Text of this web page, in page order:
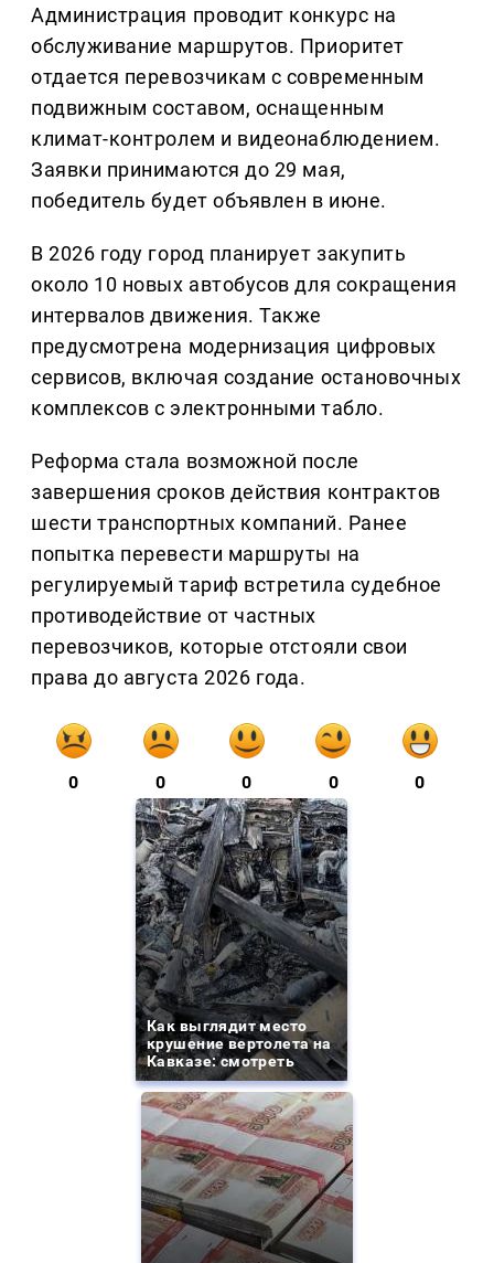
Администрация проводит конкурс на
обслуживание маршрутов. Приоритет
отдается перевозчикам с современным
подвижным составом, оснащенным
климат-контролем и видеонаблюдением.
Заявки принимаются до 29 мая,
победитель будет объявлен в июне.
В 2026 году город планирует закупить
около 10 новых автобусов для сокращения
интервалов движения. Также
предусмотрена модернизация цифровых
сервисов, включая создание остановочных
комплексов с электронными табло.
Реформа стала возможной после
завершения сроков действия контрактов
шести транспортных компаний. Ранее
попытка перевести маршруты на
регулируемый тариф встретила судебное
противодействие от частных
перевозчиков, которые отстояли свои
права до августа 2026 года.
0 0 0 0 0
Как выглядит место
крушение вертолета на
Кавказе: смотреть